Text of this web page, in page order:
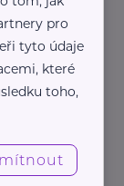
pro
tyto údaje
které
toho,